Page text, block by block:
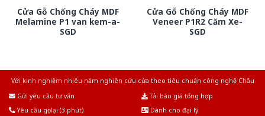
Cửa Gỗ Chống Cháy MDF
Melamine P1 van kem-a-
SGD
Cửa Gỗ Chống Cháy MDF
Veneer P1R2 Căm Xe-
SGD
Với kinh nghiệm nhiêu năm nghiên cứu cửa theo tiêu chuẩn công nghệ Châu
Gửi yêu cầu tư vấn
Tải báo giá tổng hợp
Yêu cầu gọi lại (3 phút)
Dành cho đại lý